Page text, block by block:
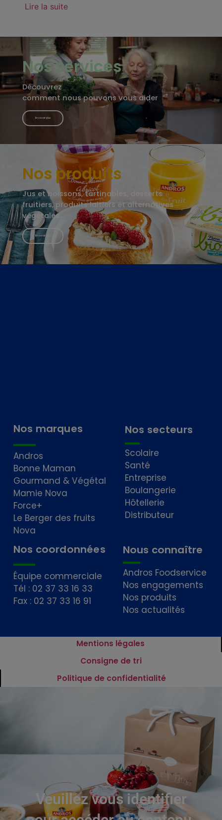
Lire la suite
Nos services
Découvrez
comment nous pouvons vous aider
En savoir plus
Nos produits
Jus et boissons, tartinables, desserts
fruitiers, produits laitiers et alternatives
végétales…
En savoir plus
Nos marques
Andros
Bonne Maman
Gourmand & Végétal
Mamie Nova
Force+
Le Berger des fruits
Nova
Nos secteurs
Scolaire
Santé
Entreprise
Boulangerie
Hôtellerie
Distributeur
Nos coordonnées
Équipe commerciale
Tél : 02 37 33 16 33
Fax : 02 37 33 16 91
Nous connaître
Andros Foodservice
Nos engagements
Nos produits
Nos actualités
Mentions légales
Consigne de tri
Politique de confidentialité
Veuillez vous identifier